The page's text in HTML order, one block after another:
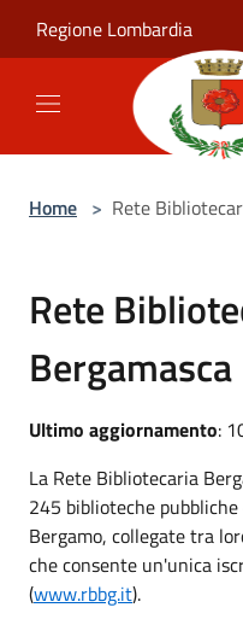
Regione Lombardia
Home > Rete
Rete
Bergamasca
Ultimo aggiornamento:
La Rete Bibliotecaria
245 biblioteche
Bergamo, collegate tra
che consente un'unica
(www.rbbg.it).